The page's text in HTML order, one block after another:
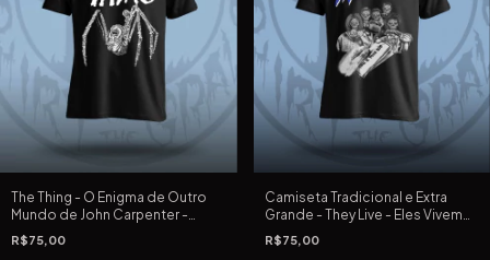
The Thing - O Enigma de Outro
Mundo de John Carpenter -
Camiseta Preta Tradicional e
Extra Grande
R$75,00
Camiseta Tradicional e Extra
Grande - They Live - Eles Vivem
de John Carpenter de 1988
R$75,00